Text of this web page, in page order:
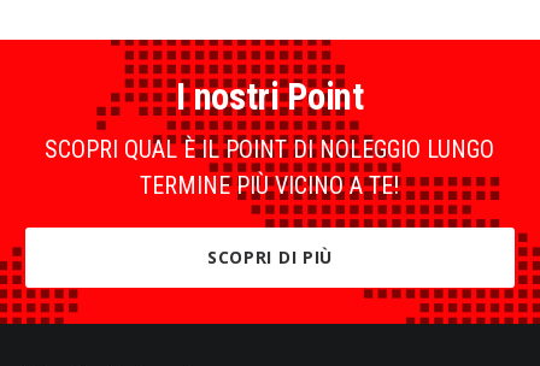
I nostri Point
SCOPRI QUAL È IL POINT DI NOLEGGIO LUNGO
TERMINE PIÙ VICINO A TE!
SCOPRI DI PIÙ